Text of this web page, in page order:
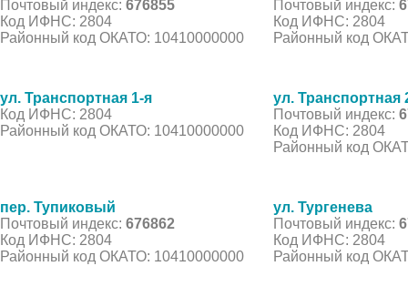
Почтовый индекс: 676855
Код ИФНС: 2804
Районный код ОКАТО: 10410000000
Почтовый индекс:
Код ИФНС: 2804
Районный код
ул. Транспортная 1-я
Код ИФНС: 2804
Районный код ОКАТО: 10410000000
ул. Транспортная
Почтовый индекс:
Код ИФНС: 2804
Районный код
пер. Тупиковый
Почтовый индекс: 676862
Код ИФНС: 2804
Районный код ОКАТО: 10410000000
ул. Тургенева
Почтовый индекс:
Код ИФНС: 2804
Районный код